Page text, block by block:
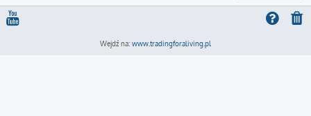
Wejdź na: www.tradingforaliving.pl